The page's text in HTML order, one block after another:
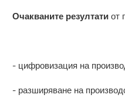
Очакваните резултати от
- цифровизация на
- разширяване на